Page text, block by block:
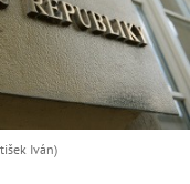
Iván)